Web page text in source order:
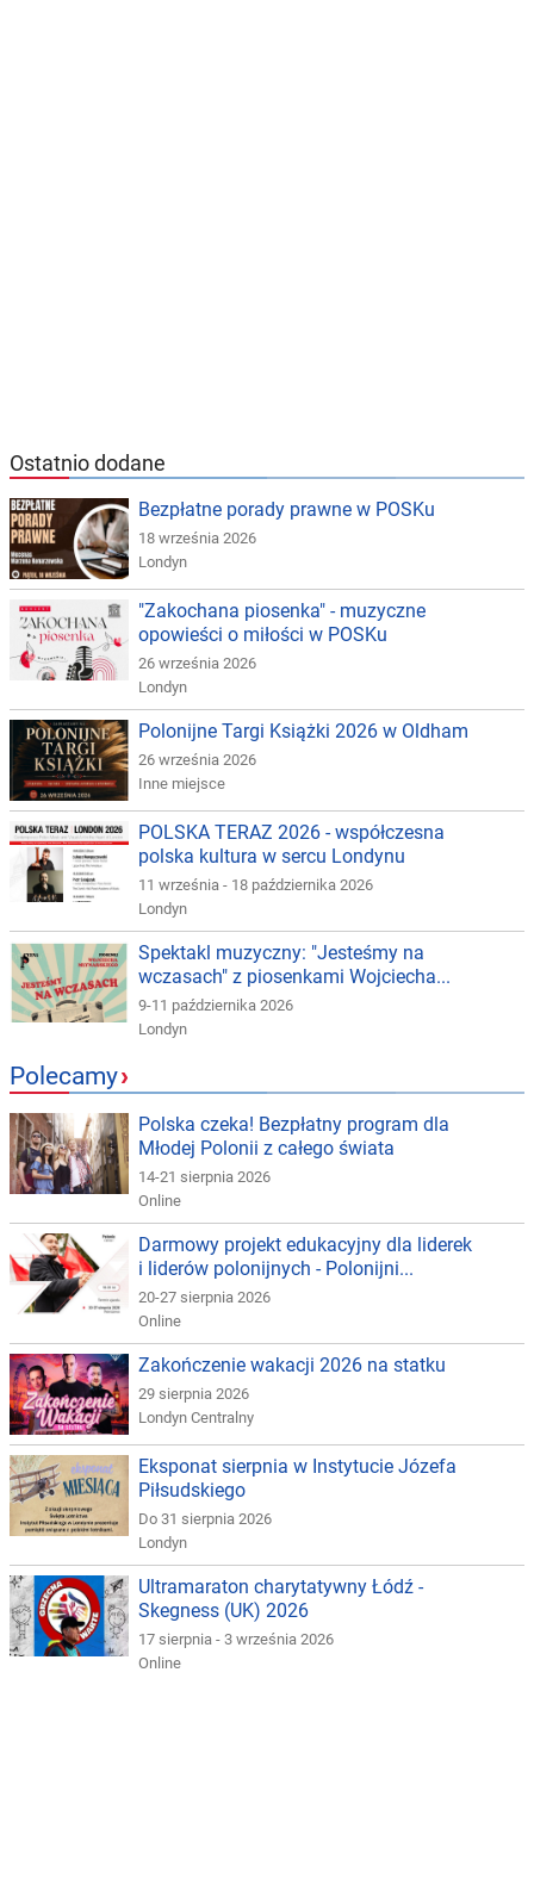
Ostatnio dodane
Bezpłatne porady prawne w POSKu
18 września 2026
Londyn
"Zakochana piosenka" - muzyczne
opowieści o miłości w POSKu
26 września 2026
Londyn
Polonijne Targi Książki 2026 w Oldham
26 września 2026
Inne miejsce
POLSKA TERAZ 2026 - współczesna
polska kultura w sercu Londynu
11 września - 18 października 2026
Londyn
Spektakl muzyczny: "Jesteśmy na
wczasach" z piosenkami Wojciecha...
9-11 października 2026
Londyn
Polecamy›
Polska czeka! Bezpłatny program dla
Młodej Polonii z całego świata
14-21 sierpnia 2026
Online
Darmowy projekt edukacyjny dla liderek
i liderów polonijnych - Polonijni...
20-27 sierpnia 2026
Online
Zakończenie wakacji 2026 na statku
29 sierpnia 2026
Londyn Centralny
Eksponat sierpnia w Instytucie Józefa
Piłsudskiego
Do 31 sierpnia 2026
Londyn
Ultramaraton charytatywny Łódź -
Skegness (UK) 2026
17 sierpnia - 3 września 2026
Online